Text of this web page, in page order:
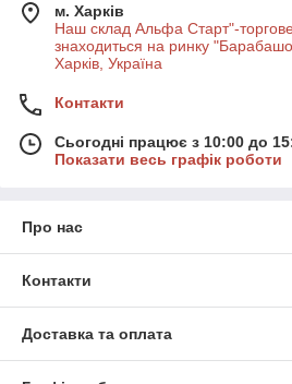
м. Харків
Наш склад Альфа Старт"-
знаходиться на ринку
Харків, Україна
Контакти
Сьогодні працює з 10:00 до
Показати весь графік роботи
Про нас
Контакти
Доставка та оплата